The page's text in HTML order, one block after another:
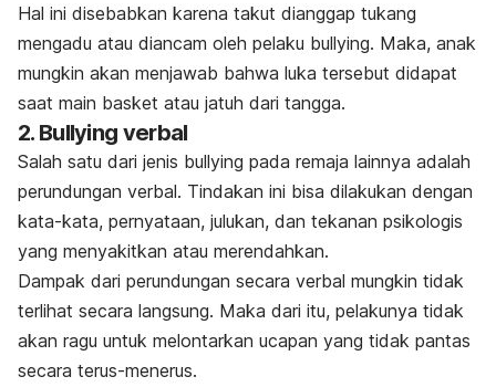
Hal ini disebabkan karena takut dianggap tukang
mengadu atau diancam oleh pelaku bullying. Maka, anak
mungkin akan menjawab bahwa luka tersebut didapat
saat main basket atau jatuh dari tangga.
2. Bullying verbal
Salah satu dari jenis bullying pada remaja lainnya adalah
perundungan verbal. Tindakan ini bisa dilakukan dengan
kata-kata, pernyataan, julukan, dan tekanan psikologis
yang menyakitkan atau merendahkan.
Dampak dari perundungan secara verbal mungkin tidak
terlihat secara langsung. Maka dari itu, pelakunya tidak
akan ragu untuk melontarkan ucapan yang tidak pantas
secara terus-menerus.